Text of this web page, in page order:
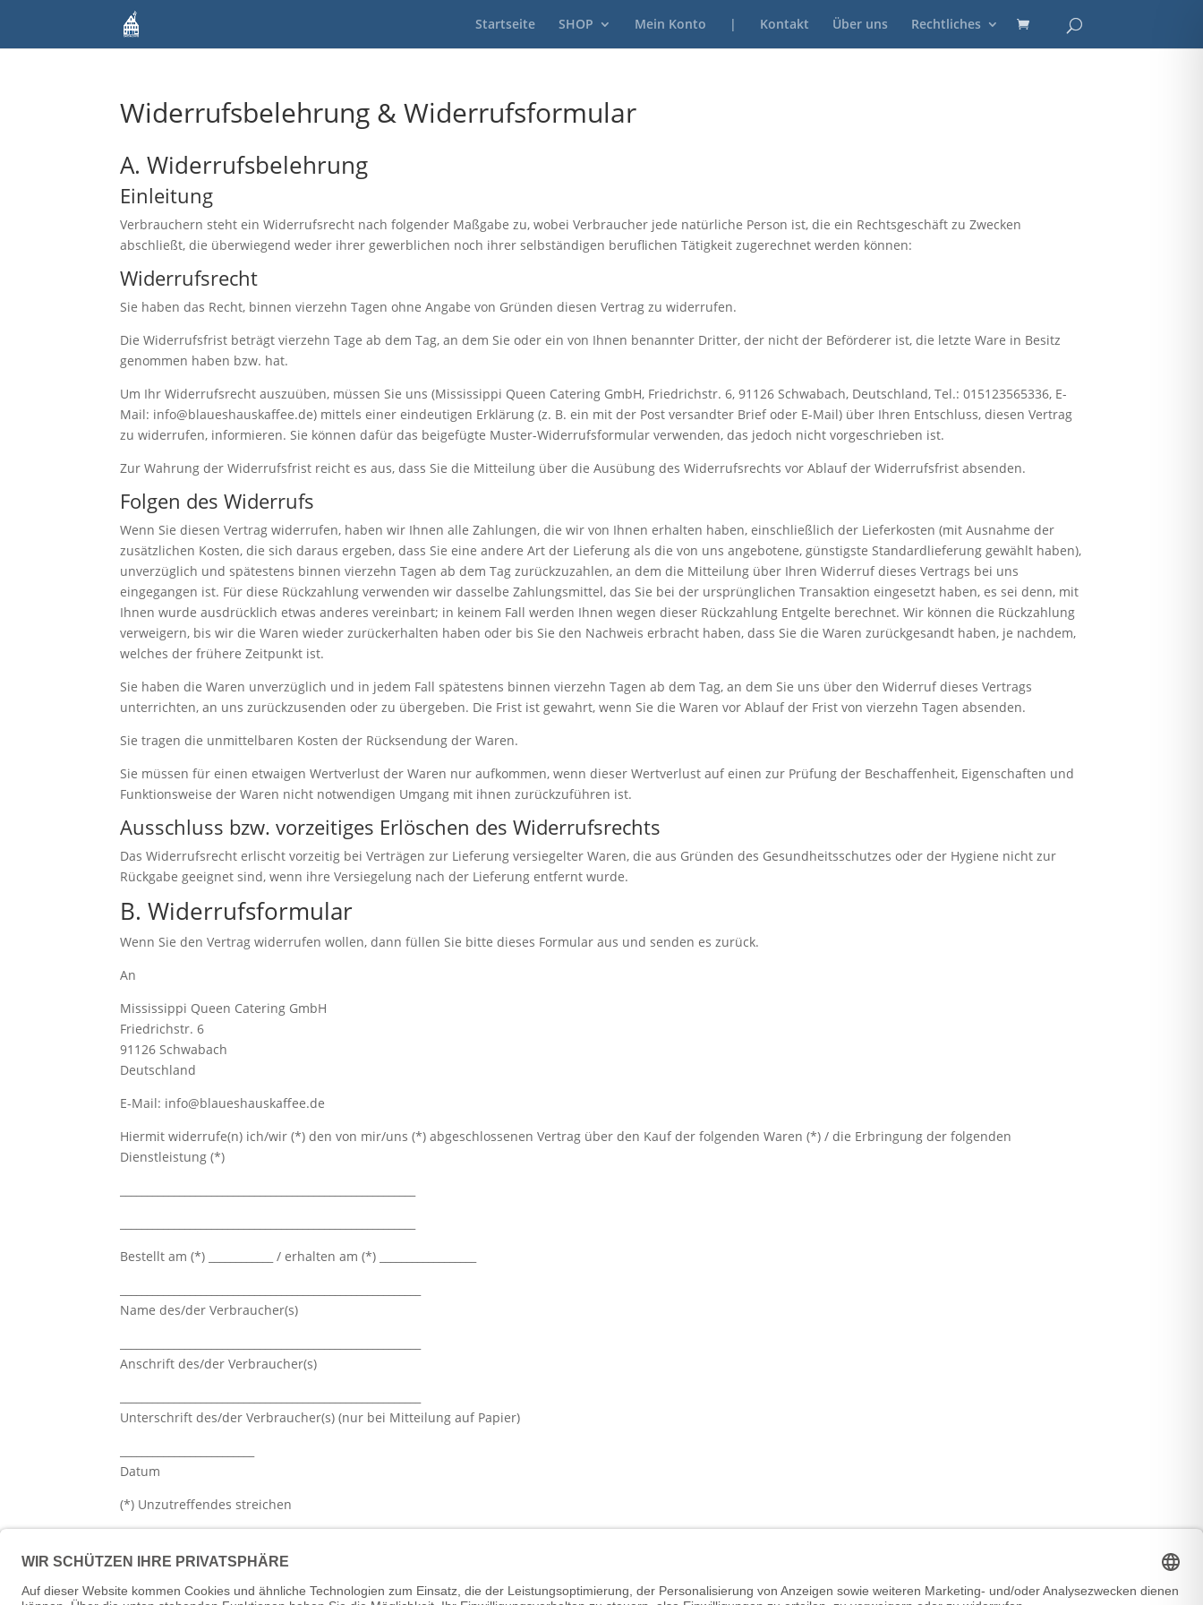
Startseite SHOP Mein Konto | Kontakt Über uns Rechtliches
Widerrufsbelehrung & Widerrufsformular
A. Widerrufsbelehrung
Einleitung
Verbrauchern steht ein Widerrufsrecht nach folgender Maßgabe zu, wobei Verbraucher jede natürliche Person ist, die ein Rechtsgeschäft zu Zwecken
abschließt, die überwiegend weder ihrer gewerblichen noch ihrer selbständigen beruflichen Tätigkeit zugerechnet werden können:
Widerrufsrecht
Sie haben das Recht, binnen vierzehn Tagen ohne Angabe von Gründen diesen Vertrag zu widerrufen.
Die Widerrufsfrist beträgt vierzehn Tage ab dem Tag, an dem Sie oder ein von Ihnen benannter Dritter, der nicht der Beförderer ist, die letzte Ware in Besitz
genommen haben bzw. hat.
Um Ihr Widerrufsrecht auszuüben, müssen Sie uns (Mississippi Queen Catering GmbH, Friedrichstr. 6, 91126 Schwabach, Deutschland, Tel.: 015123565336, E-
Mail: info@blaueshauskaffee.de) mittels einer eindeutigen Erklärung (z. B. ein mit der Post versandter Brief oder E-Mail) über Ihren Entschluss, diesen Vertrag
zu widerrufen, informieren. Sie können dafür das beigefügte Muster-Widerrufsformular verwenden, das jedoch nicht vorgeschrieben ist.
Zur Wahrung der Widerrufsfrist reicht es aus, dass Sie die Mitteilung über die Ausübung des Widerrufsrechts vor Ablauf der Widerrufsfrist absenden.
Folgen des Widerrufs
Wenn Sie diesen Vertrag widerrufen, haben wir Ihnen alle Zahlungen, die wir von Ihnen erhalten haben, einschließlich der Lieferkosten (mit Ausnahme der
zusätzlichen Kosten, die sich daraus ergeben, dass Sie eine andere Art der Lieferung als die von uns angebotene, günstigste Standardlieferung gewählt haben),
unverzüglich und spätestens binnen vierzehn Tagen ab dem Tag zurückzuzahlen, an dem die Mitteilung über Ihren Widerruf dieses Vertrags bei uns
eingegangen ist. Für diese Rückzahlung verwenden wir dasselbe Zahlungsmittel, das Sie bei der ursprünglichen Transaktion eingesetzt haben, es sei denn, mit
Ihnen wurde ausdrücklich etwas anderes vereinbart; in keinem Fall werden Ihnen wegen dieser Rückzahlung Entgelte berechnet. Wir können die Rückzahlung
verweigern, bis wir die Waren wieder zurückerhalten haben oder bis Sie den Nachweis erbracht haben, dass Sie die Waren zurückgesandt haben, je nachdem,
welches der frühere Zeitpunkt ist.
Sie haben die Waren unverzüglich und in jedem Fall spätestens binnen vierzehn Tagen ab dem Tag, an dem Sie uns über den Widerruf dieses Vertrags
unterrichten, an uns zurückzusenden oder zu übergeben. Die Frist ist gewahrt, wenn Sie die Waren vor Ablauf der Frist von vierzehn Tagen absenden.
Sie tragen die unmittelbaren Kosten der Rücksendung der Waren.
Sie müssen für einen etwaigen Wertverlust der Waren nur aufkommen, wenn dieser Wertverlust auf einen zur Prüfung der Beschaffenheit, Eigenschaften und
Funktionsweise der Waren nicht notwendigen Umgang mit ihnen zurückzuführen ist.
Ausschluss bzw. vorzeitiges Erlöschen des Widerrufsrechts
Das Widerrufsrecht erlischt vorzeitig bei Verträgen zur Lieferung versiegelter Waren, die aus Gründen des Gesundheitsschutzes oder der Hygiene nicht zur
Rückgabe geeignet sind, wenn ihre Versiegelung nach der Lieferung entfernt wurde.
B. Widerrufsformular
Wenn Sie den Vertrag widerrufen wollen, dann füllen Sie bitte dieses Formular aus und senden es zurück.
An
Mississippi Queen Catering GmbH
Friedrichstr. 6
91126 Schwabach
Deutschland
E-Mail: info@blaueshauskaffee.de
Hiermit widerrufe(n) ich/wir (*) den von mir/uns (*) abgeschlossenen Vertrag über den Kauf der folgenden Waren (*) / die Erbringung der folgenden
Dienstleistung (*)
Bestellt am (*) ____________ / erhalten am (*) __________________
Name des/der Verbraucher(s)
Anschrift des/der Verbraucher(s)
Unterschrift des/der Verbraucher(s) (nur bei Mitteilung auf Papier)
Datum
(*) Unzutreffendes streichen